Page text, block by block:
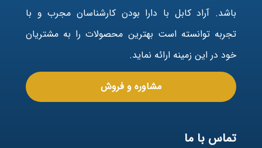
باشد. آراد کابل با دارا بودن کارشناسان مجرب و با
تجربه توانسته است بهترین محصولات را به مشتریان
خود در این زمینه ارائه نماید.
مشاوره و فروش
تماس با ما